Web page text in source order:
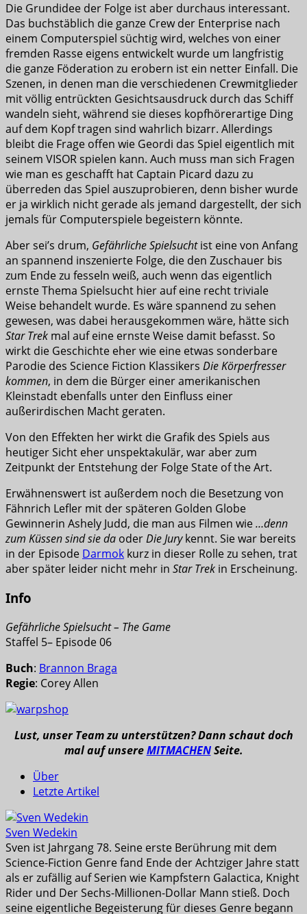
Die Grundidee der Folge ist aber durchaus interessant.
Das buchstäblich die ganze Crew der Enterprise nach
einem Computerspiel süchtig wird, welches von einer
fremden Rasse eigens entwickelt wurde um langfristig
die ganze Föderation zu erobern ist ein netter Einfall. Die
Szenen, in denen man die verschiedenen Crewmitglieder
mit völlig entrückten Gesichtsausdruck durch das Schiff
wandeln sieht, während sie dieses kopfhörerartige Ding
auf dem Kopf tragen sind wahrlich bizarr. Allerdings
bleibt die Frage offen wie Geordi das Spiel eigentlich mit
seinem VISOR spielen kann. Auch muss man sich Fragen
wie man es geschafft hat Captain Picard dazu zu
überreden das Spiel auszuprobieren, denn bisher wurde
er ja wirklich nicht gerade als jemand dargestellt, der sich
jemals für Computerspiele begeistern könnte.
Aber sei’s drum, Gefährliche Spielsuchtist eine von Anfang
an spannend inszenierte Folge, die den Zuschauer bis
zum Ende zu fesseln weiß, auch wenn das eigentlich
ernste Thema Spielsucht hier auf eine recht triviale
Weise behandelt wurde. Es wäre spannend zu sehen
gewesen, was dabei herausgekommen wäre, hätte sich
Star Trek mal auf eine ernste Weise damit befasst. So
wirkt die Geschichte eher wie eine etwas sonderbare
Parodie des Science Fiction Klassikers Die Körperfresser
kommen, in dem die Bürger einer amerikanischen
Kleinstadt ebenfalls unter den Einfluss einer
außerirdischen Macht geraten.
Von den Effekten her wirkt die Grafik des Spiels aus
heutiger Sicht eher unspektakulär, war aber zum
Zeitpunkt der Entstehung der Folge State of the Art.
Erwähnenswert ist außerdem noch die Besetzung von
Fähnrich Lefler mit der späteren Golden Globe
Gewinnerin Ashely Judd, die man aus Filmen wie…denn
zum Küssen sind sie da oderDie Jurykennt. Sie war bereits
in der Episode Darmok kurz in dieser Rolle zu sehen, trat
aber später leider nicht mehr in Star Trek in Erscheinung.
Info
Gefährliche Spielsucht – The Game
Staffel 5– Episode 06
Buch: Brannon Braga
Regie: Corey Allen
Lust, unser Team zu unterstützen? Dann schaut doch
mal auf unsereMITMACHENSeite.
Über
Letzte Artikel
Sven Wedekin
Sven ist Jahrgang 78. Seine erste Berührung mit dem
Science-Fiction Genre fand Ende der Achtziger Jahre statt
als er zufällig auf Serien wie Kampfstern Galactica, Knight
Rider und Der Sechs-Millionen-Dollar Mann stieß. Doch
seine eigentliche Begeisterung für dieses Genre begann